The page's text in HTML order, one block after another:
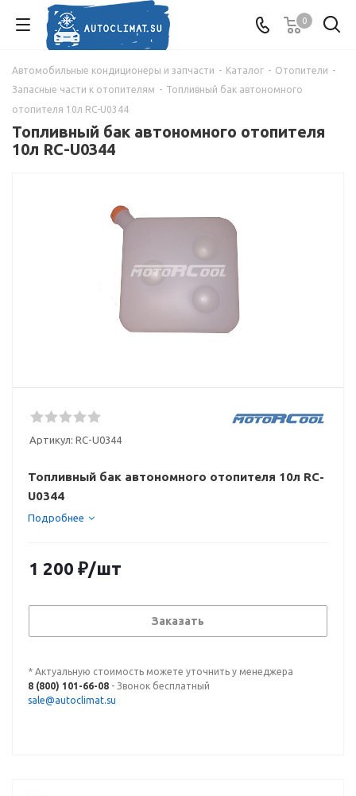
0
Автомобильные кондиционеры и запчасти - Каталог - Отопители -
Запасные части к отопителям - Топливный бак автономного
отопителя 10л RC-U0344
Топливный бак автономного отопителя
10л RC-U0344
Артикул: RC-U0344
Топливный бак автономного отопителя 10л RC-
U0344
Подробнее
1 200 ₽/шт
Заказать
* Актуальную стоимость можете уточнить у менеджера
8 (800) 101-66-08 - Звонок бесплатный
sale@autoclimat.su